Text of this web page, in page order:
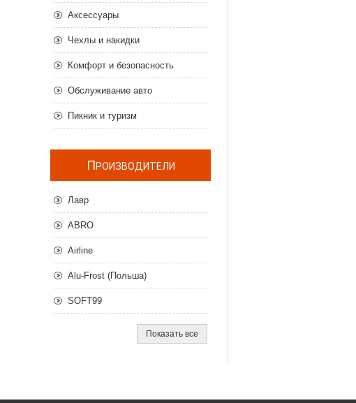
Аксессуары
Чехлы и накидки
Комфорт и безопасность
Обслуживание авто
Пикник и туризм
ПРОИЗВОДИТЕЛИ
Лавр
ABRO
Airline
Alu-Frost (Польша)
SOFT99
Показать все